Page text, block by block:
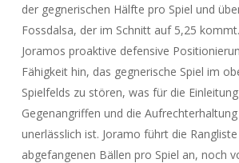
der gegnerischen Hälfte pro Spiel und
Fossdalsa, der im Schnitt auf 5,25
Joramos proaktive defensive
Fähigkeit hin, das gegnerische Spiel im
Spielfelds zu stören, was für die
Gegenangriffen und die
unerlässlich ist. Joramo führt die
abgefangenen Bällen pro Spiel an, noch